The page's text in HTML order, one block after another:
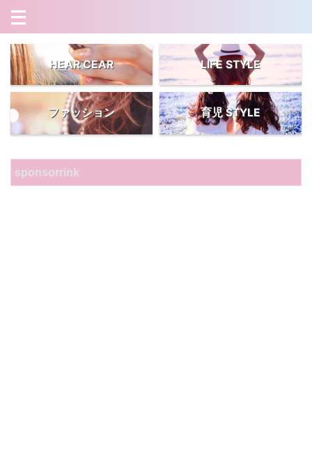
HEAR CEAR LIFE STYLE
ファッション 育児 STYLE
sponsorrink